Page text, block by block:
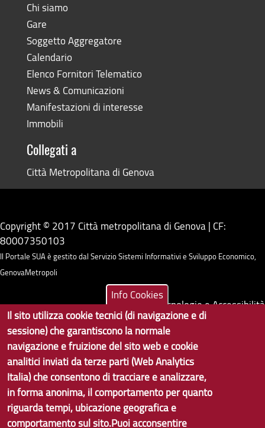
Chi siamo
Gare
Soggetto Aggregatore
Calendario
Elenco Fornitori Telematico
News & Comunicazioni
Manifestazioni di interesse
Immobili
Collegati a
Città Metropolitana di Genova
Copyright © 2017 Città metropolitana di Genova | CF:
80007350103
Il Portale SUA è gestito dal Servizio Sistemi Informativi e Sviluppo Economico,
GenovaMetropoli
Tecnologie e Accessibilità
Contatti per il sito Web
Info Cookies
Il sito utilizza cookie tecnici (di navigazione e di
sessione) che garantiscono la normale
navigazione e fruizione del sito web e cookie
analitici inviati da terze parti (Web Analytics
Italia) che consentono di tracciare e analizzare,
in forma anonima, il comportamento per quanto
riguarda tempi, ubicazione geografica e
comportamento sul sito.Puoi acconsentire